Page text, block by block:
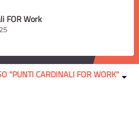
FOR Work
"PUNTI CARDINALI FOR WORK"